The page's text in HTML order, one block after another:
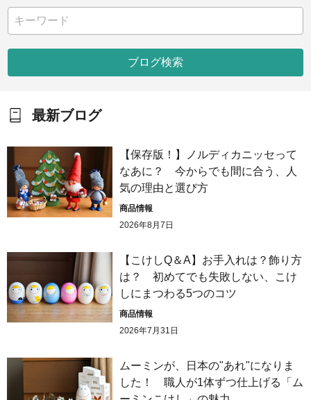
ブログ検索
最新ブログ
【保存版！】ノルディカニッセって
なあに？ 今からでも間に合う、人
気の理由と選び方
商品情報
2026年8月7日
【こけしQ＆A】お手入れは？飾り方
は？ 初めてでも失敗しない、こけ
しにまつわる5つのコツ
商品情報
2026年7月31日
ムーミンが、日本の"あれ"になりま
した！ 職人が1体ずつ仕上げる「ム